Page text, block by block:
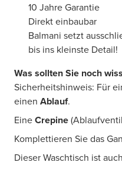
10 Jahre Garantie
Direkt einbaubar
Balmani setzt
bis ins kleinste Detail!
Was sollten Sie noch
Sicherheitshinweis: Für
einen Ablauf.
EineCrepine
Komplettieren Sie das
Dieser Waschtisch ist